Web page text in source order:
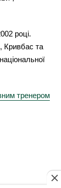
році.
Кривбас та
тренером